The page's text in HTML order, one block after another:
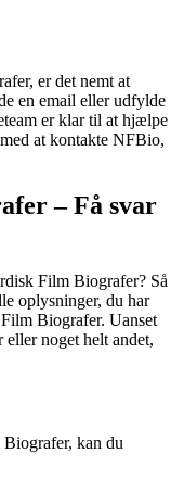
er det nemt at
en email eller udfylde
er klar til at hjælpe
at kontakte NFBio,
– Få svar
Film Biografer? Så
oplysninger, du har
Biografer. Uanset
noget helt andet,
kan du